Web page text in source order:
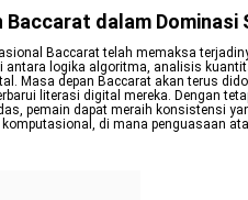
Baccarat dalam
Baccarat telah memaksa
antara logika algoritma, analisis
Masa depan Baccarat akan terus
literasi digital mereka. Dengan
pemain dapat meraih konsistensi
di mana penguasaan